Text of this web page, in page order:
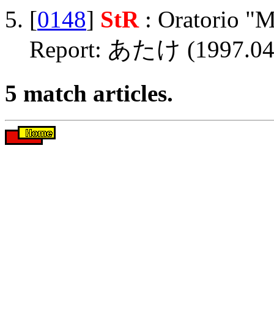
[0148] StR: Oratorio
Report: あたけ
5 match articles.